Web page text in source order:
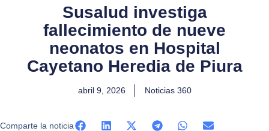
c s t
t
e
k
t
o
k
u
t
u
e
a
t
s
p
p
Susalud investiga
fallecimiento de nueve
neonatos en Hospital
Cayetano Heredia de Piura
abril 9, 2026 Noticias 360
Comparte la noticia